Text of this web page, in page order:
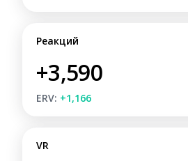
Реакций
+3,590
ERV: +1,166
VR